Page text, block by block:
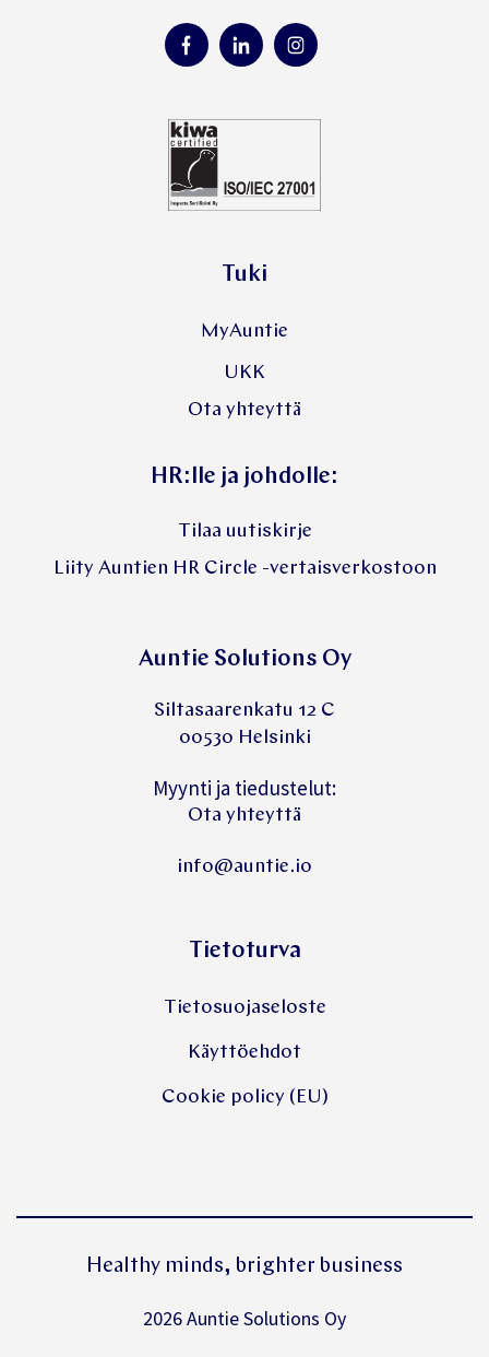
Tuki
MyAuntie
UKK
Ota yhteyttä
HR:lle ja johdolle:
Tilaa uutiskirje
Liity Auntien HR Circle -vertaisverkostoon
Auntie Solutions Oy
Siltasaarenkatu 12 C
00530 Helsinki
Myynti ja tiedustelut:
Ota yhteyttä
info@auntie.io
Tietoturva
Tietosuojaseloste
Käyttöehdot
Cookie policy (EU)
Healthy minds, brighter business
2026Auntie Solutions Oy